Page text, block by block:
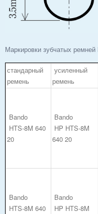
Маркировки зубчатых
стандарный
ремень
усиленный
ремень
Bando
HTS-8M 640
20
Bando
HP HTS-8M
640 20
Bando
HTS-8M 640
Bando
HP HTS-8M